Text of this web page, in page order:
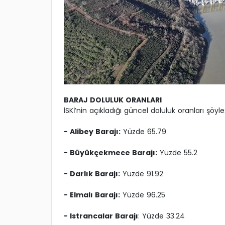
BARAJ DOLULUK ORANLARI
İSKİ’nin açıkladığı güncel doluluk oranları
- Alibey Barajı: Yüzde 65.79
- Büyükçekmece Barajı: Yüzde 55.2
- Darlık Barajı: Yüzde 91.92
- Elmalı Barajı: Yüzde 96.25
- Istrancalar Barajı: Yüzde 33.24